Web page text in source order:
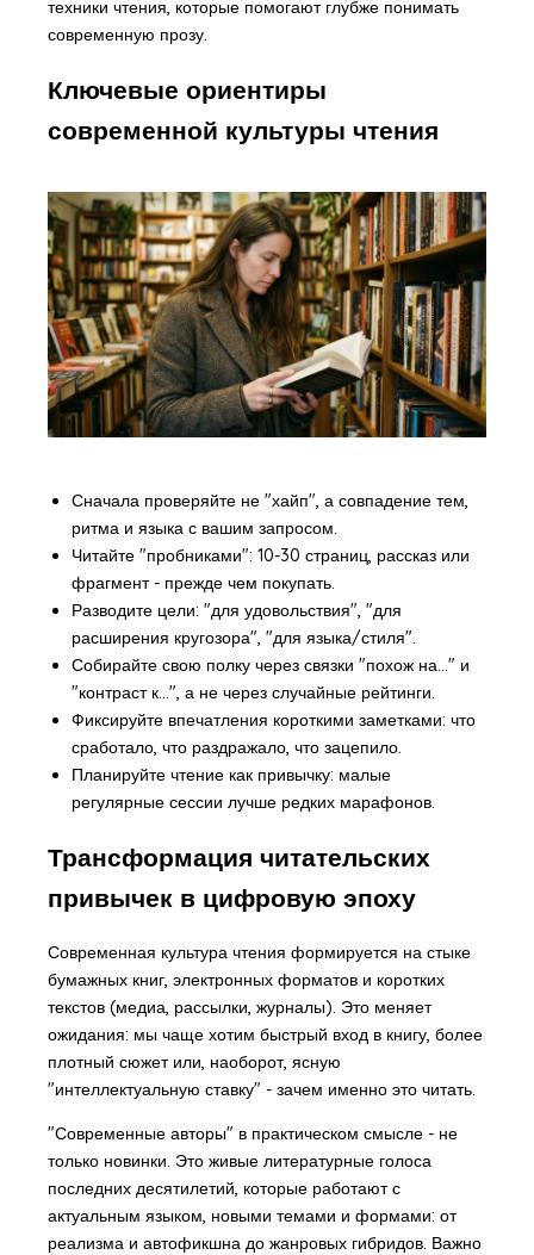
техники чтения, которые помогают глубже понимать
современную прозу.
Ключевые ориентиры
современной культуры чтения
Сначала проверяйте не "хайп", а совпадение тем,
ритма и языка с вашим запросом.
Читайте "пробниками": 10-30 страниц, рассказ или
фрагмент - прежде чем покупать.
Разводите цели: "для удовольствия", "для
расширения кругозора", "для языка/стиля".
Собирайте свою полку через связки "похож на..." и
"контраст к...", а не через случайные рейтинги.
Фиксируйте впечатления короткими заметками: что
сработало, что раздражало, что зацепило.
Планируйте чтение как привычку: малые
регулярные сессии лучше редких марафонов.
Трансформация читательских
привычек в цифровую эпоху
Современная культура чтения формируется на стыке
бумажных книг, электронных форматов и коротких
текстов (медиа, рассылки, журналы). Это меняет
ожидания: мы чаще хотим быстрый вход в книгу, более
плотный сюжет или, наоборот, ясную
"интеллектуальную ставку" - зачем именно это читать.
"Современные авторы" в практическом смысле - не
только новинки. Это живые литературные голоса
последних десятилетий, которые работают с
актуальным языком, новыми темами и формами: от
реализма и автофикшна до жанровых гибридов. Важно